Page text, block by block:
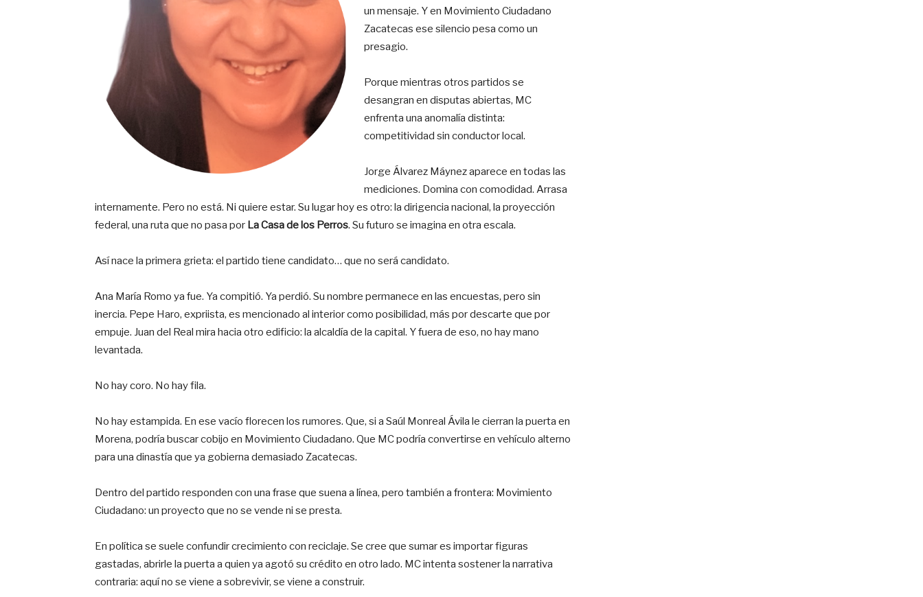
un mensaje. Y en Movimiento Ciudadano
Zacatecas ese silencio pesa como un
presagio.
Porque mientras otros partidos se
desangran en disputas abiertas, MC
enfrenta una anomalía distinta:
competitividad sin conductor local.
Jorge Álvarez Máynez aparece en todas las
mediciones. Domina con comodidad. Arrasa
internamente. Pero no está. Ni quiere estar. Su lugar hoy es otro: la dirigencia nacional, la proyección
federal, una ruta que no pasa por La Casa de los Perros. Su futuro se imagina en otra escala.
Así nace la primera grieta: el partido tiene candidato… que no será candidato.
Ana María Romo ya fue. Ya compitió. Ya perdió. Su nombre permanece en las encuestas, pero sin
inercia. Pepe Haro, expriista, es mencionado al interior como posibilidad, más por descarte que por
empuje. Juan del Real mira hacia otro edificio: la alcaldía de la capital. Y fuera de eso, no hay mano
levantada.
No hay coro. No hay fila.
No hay estampida. En ese vacío florecen los rumores. Que, si a Saúl Monreal Ávila le cierran la puerta en
Morena, podría buscar cobijo en Movimiento Ciudadano. Que MC podría convertirse en vehículo alterno
para una dinastía que ya gobierna demasiado Zacatecas.
Dentro del partido responden con una frase que suena a línea, pero también a frontera: Movimiento
Ciudadano: un proyecto que no se vende ni se presta.
En política se suele confundir crecimiento con reciclaje. Se cree que sumar es importar figuras
gastadas, abrirle la puerta a quien ya agotó su crédito en otro lado. MC intenta sostener la narrativa
contraria: aquí no se viene a sobrevivir, se viene a construir.